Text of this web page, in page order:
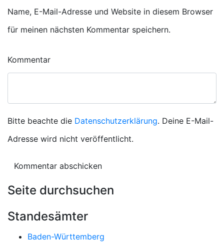
Name, E-Mail-Adresse und Website in diesem Browser
für meinen nächsten Kommentar speichern.
Kommentar
Bitte beachte die Datenschutzerklärung. Deine E-Mail-
Adresse wird nicht veröffentlicht.
Seite durchsuchen
Standesämter
Baden-Württemberg